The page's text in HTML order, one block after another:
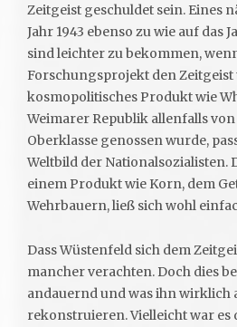
Zeitgeist geschuldet sein. Eines
Jahr 1943 ebenso zu wie auf das
sind leichter zu bekommen,
Forschungsprojekt den
kosmopolitisches Produkt wie
Weimarer Republik allenfalls
Oberklasse genossen wurde,
Weltbild der Nationalsozialisten.
einem Produkt wie Korn, dem
Wehrbauern, ließ sich wohl
Dass Wüstenfeld sich dem
mancher verachten. Doch dies
andauernd und was ihn wirklich
rekonstruieren. Vielleicht war es